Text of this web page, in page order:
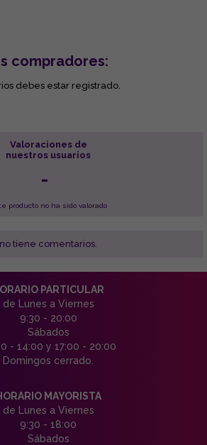
compradores:
debes estar registrado.
Valoraciones de
nuestros usuarios
-
producto no ha sido valorado
tiene comentarios.
PARTICULAR
de Lunes a Viernes
9:30 - 20:00
Sábados
- 14:00 y 17:00 - 20:00
Domingos cerrado.
MAYORISTA
de Lunes a Viernes
9:30 - 18:00
Sábados